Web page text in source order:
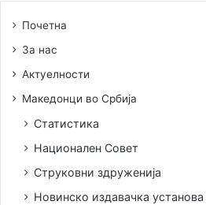
Почетна
За нас
Актуелности
Македонци во Србија
Статистика
Национален Совет
Струковни здруженија
Новинско издавачка установа